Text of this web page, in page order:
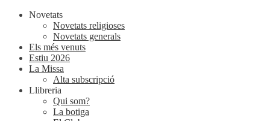
Novetats
Novetats religioses
Novetats generals
Els més venuts
Estiu 2026
La Missa
Alta subscripció
Llibreria
Qui som?
La botiga